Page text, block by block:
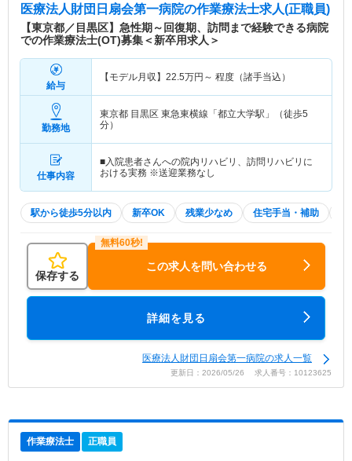
医療法人財団日扇会第一病院の作業療法士求人(正職員)
【東京都／目黒区】急性期～回復期、訪問まで経験できる病院
での作業療法士(OT)募集＜新卒用求人＞
給与
【モデル月収】 22.5万円～ 程度（諸手当込）
勤務地
東京都 目黒区 東急東横線「都立大学駅」（徒歩5
分）
仕事内容
■入院患者さんへの院内リハビリ、訪問リハビリに
おける実務 ※送迎業務なし
駅から徒歩5分以内 新卒OK 残業少なめ 住宅手当・補助
保存する
この求人を問い合わせる
詳細を見る
医療法人財団日扇会第一病院の求人一覧
更新日：2026/05/26 求人番号：10123625
作業療法士 正職員